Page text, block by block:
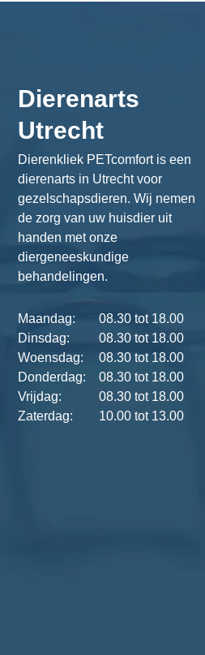
Dierenarts
Utrecht
Dierenkliek PETcomfort is een
dierenarts in Utrecht voor
gezelschapsdieren. Wij nemen
de zorg van uw huisdier uit
handen met onze
diergeneeskundige
behandelingen.
Maandag:
08.30 tot 18.00
Dinsdag:
08.30 tot 18.00
Woensdag:
08.30 tot 18.00
Donderdag:
08.30 tot 18.00
Vrijdag:
08.30 tot 18.00
Zaterdag:
10.00 tot 13.00